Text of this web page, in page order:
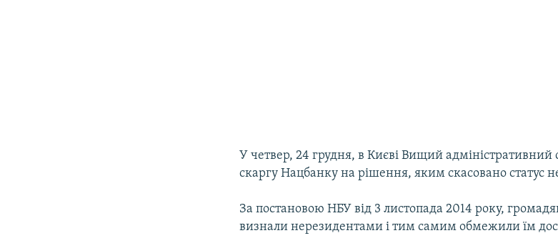
У четвер, 24 грудня, в Києві Вищий адміністративний
скаргу Нацбанку на рішення, яким скасовано статус
За постановою НБУ від 3 листопада 2014 року,
визнали нерезидентами і тим самим обмежили їм